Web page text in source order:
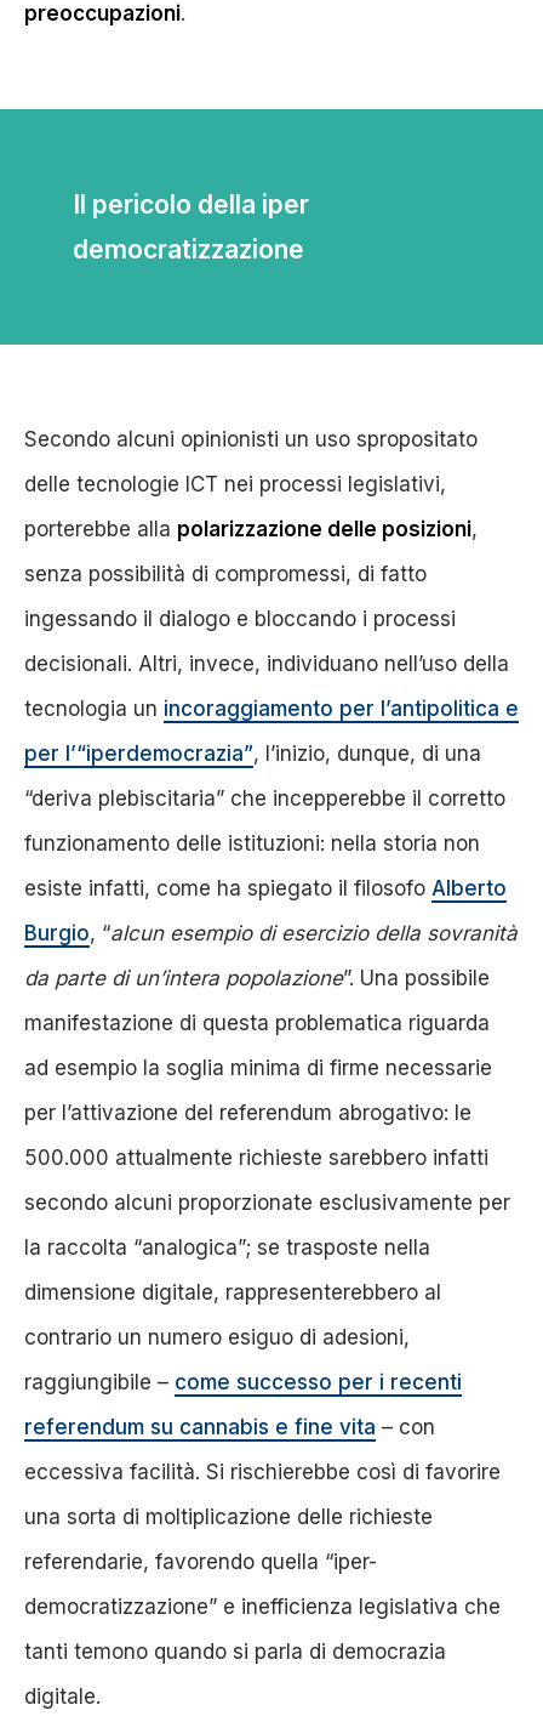
preoccupazioni.
Il pericolo della iper
democratizzazione
Secondo alcuni opinionisti un uso spropositato
delle tecnologie ICT nei processi legislativi,
porterebbe alla polarizzazione delle posizioni,
senza possibilità di compromessi, di fatto
ingessando il dialogo e bloccando i processi
decisionali. Altri, invece, individuano nell’uso della
tecnologia un incoraggiamento per l’antipolitica e
per l’“iperdemocrazia”, l’inizio, dunque, di una
“deriva plebiscitaria” che incepperebbe il corretto
funzionamento delle istituzioni: nella storia non
esiste infatti, come ha spiegato il filosofo Alberto
Burgio, “alcun esempio di esercizio della sovranità
da parte di un’intera popolazione”. Una possibile
manifestazione di questa problematica riguarda
ad esempio la soglia minima di firme necessarie
per l’attivazione del referendum abrogativo: le
500.000 attualmente richieste sarebbero infatti
secondo alcuni proporzionate esclusivamente per
la raccolta “analogica”; se trasposte nella
dimensione digitale, rappresenterebbero al
contrario un numero esiguo di adesioni,
raggiungibile – come successo per i recenti
referendum su cannabis e fine vita – con
eccessiva facilità. Si rischierebbe così di favorire
una sorta di moltiplicazione delle richieste
referendarie, favorendo quella “iper-
democratizzazione” e inefficienza legislativa che
tanti temono quando si parla di democrazia
digitale.